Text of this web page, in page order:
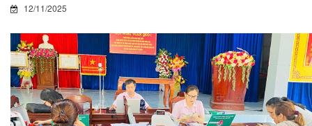
12/11/2025